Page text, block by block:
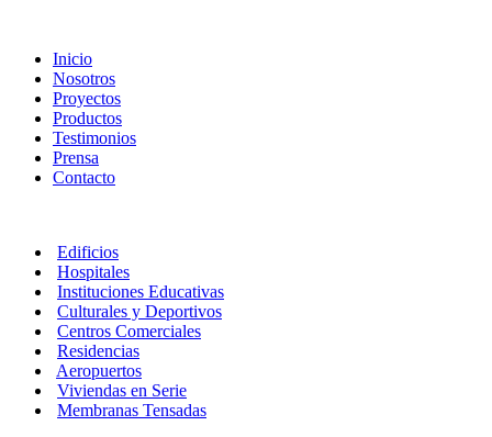
Inicio
Nosotros
Proyectos
Productos
Testimonios
Prensa
Contacto
Edificios
Hospitales
Instituciones Educativas
Culturales y Deportivos
Centros Comerciales
Residencias
Aeropuertos
Viviendas en Serie
Membranas Tensadas